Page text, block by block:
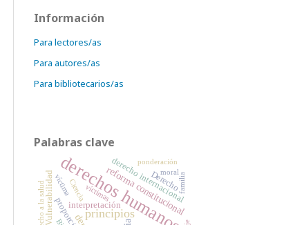
Información
Para lectores/as
Para autores/as
Para bibliotecarios/as
Palabras clave
derechos humanos
principios
reforma constitucional
derecho internacional
interpretación
Vulnerabilidad Derecho
Ciencia
moral
víctimas
derecho a la salud familia
ponderación
víctima